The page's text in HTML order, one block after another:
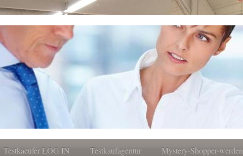
Testkaeufer LOG IN Testkaufagentur Mystery-Shopper-werden